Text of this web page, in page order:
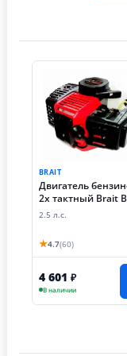
BRAIT
Двигатель
2х тактный Brait
521 (1.5 кВт)
2.5 л.с.
★4.7(60)
4 601 ₽
В наличии